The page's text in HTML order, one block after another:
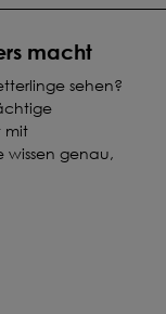
macht
sehen?
mit
genau,